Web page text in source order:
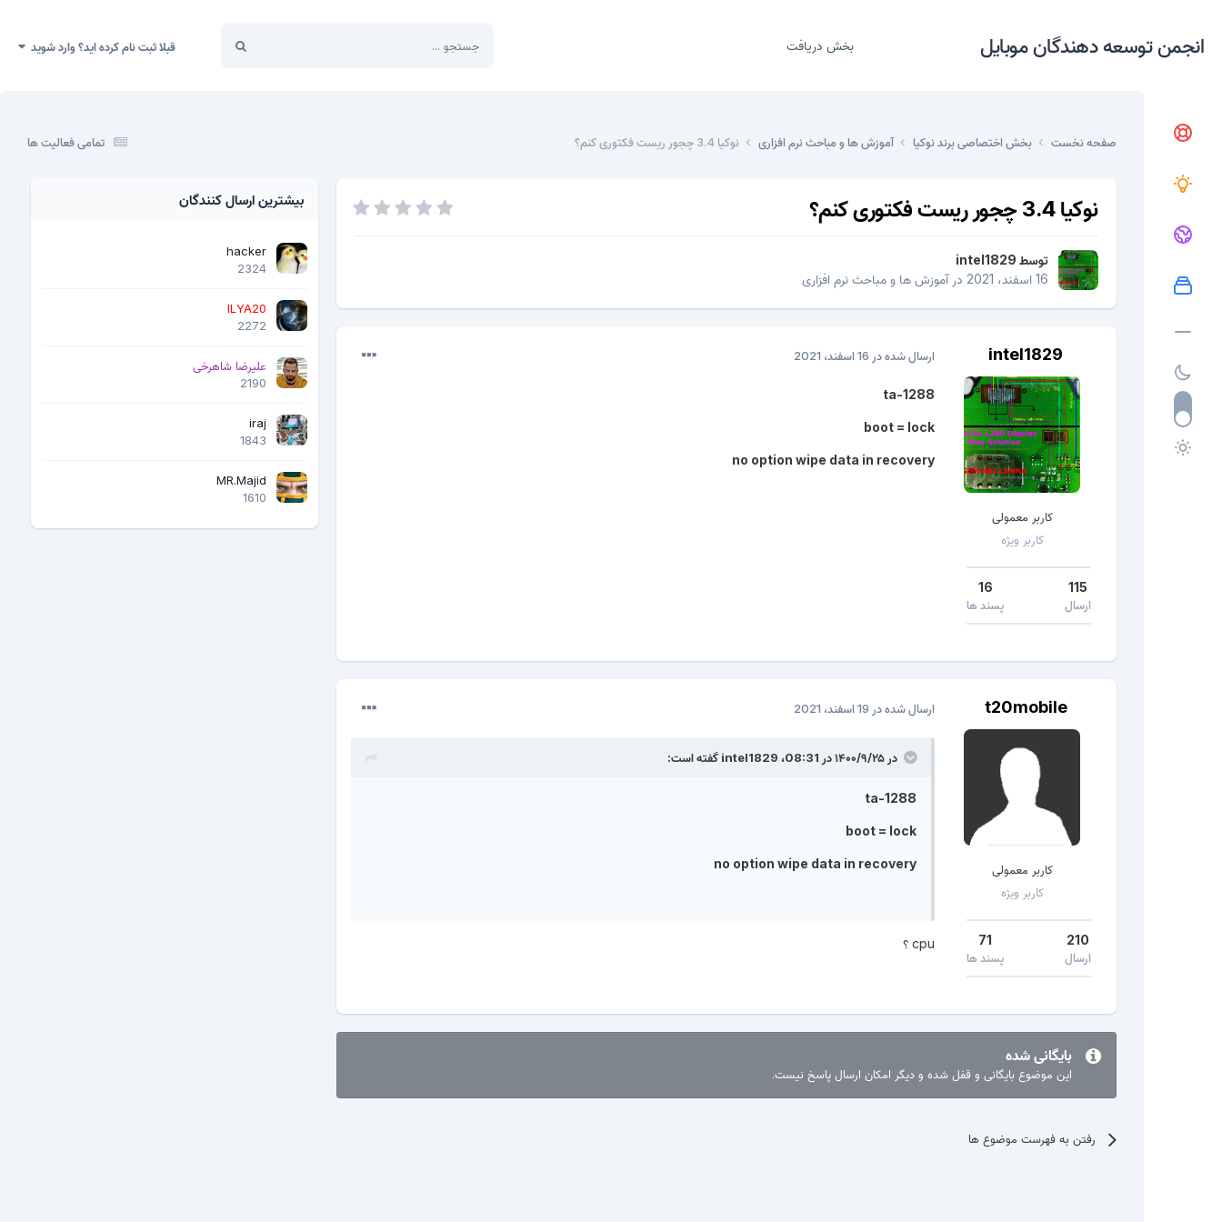
انجمن توسعه دهندگان موبایل بخش دریافت قبلا ثبت نام کرده اید؟ وارد شوید
تمامی فعالیت ها صفحه نخست بخش اختصاصی برند نوکیا آموزش ها و مباحث نرم افزاری نوکیا 3.4 چجور ریست فکتوری کنم؟
نوکیا 3.4 چجور ریست فکتوری کنم؟
توسط intel1829
16 اسفند، 2021
درآموزش ها و مباحث نرم افزاری
intel1829
کاربر معمولی
کاربر ویژه
115
ارسال
16
پسند ها
ارسال شده در 16 اسفند، 2021
ta-1288
boot = lock
no option wipe data in recovery
t20mobile
کاربر معمولی
کاربر ویژه
210
ارسال
71
پسند ها
ارسال شده در 19 اسفند، 2021
در ۱۴۰۰/۹/۲۵ در 08:31، intel1829 گفته است:
ta-1288
boot = lock
no option wipe data in recovery
cpu ؟
بایگانی شده
این موضوع بایگانی و قفل شده و دیگر امکان ارسال پاسخ نیست.
رفتن به فهرست موضوع ها
بیشترین ارسال کنندگان
hacker
2324
ILYA20
2272
علیرضا شاهرخی
2190
iraj
1843
MR.Majid
1610